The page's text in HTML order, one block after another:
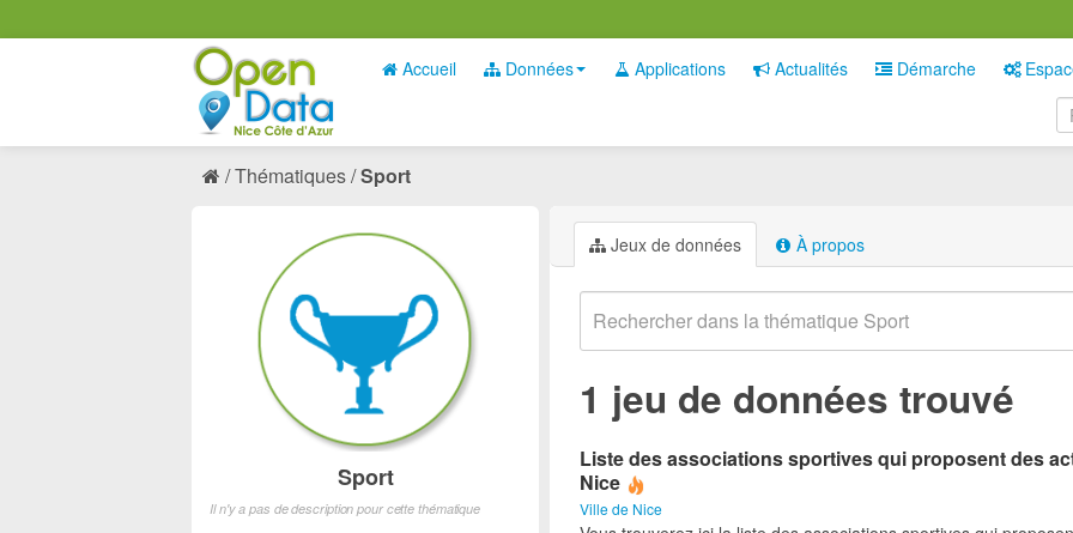
Accueil Données Applications Actualités Démarche
Thématiques Sport
Jeux de données À propos
1 jeu de données trouvé
Liste des associations sportives qui proposent des
Nice
Ville de Nice
Sport
Il n'y a pas de description pour cette thématique